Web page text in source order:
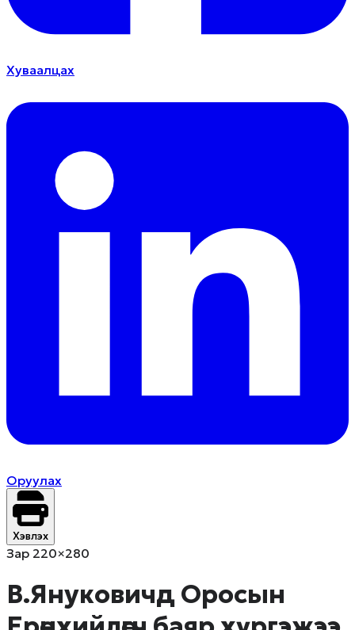
Хуваалцах
Оруулах
Хэвлэх
Зар 220×280
В.Януковичд Оросын